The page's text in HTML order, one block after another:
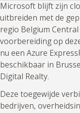
Microsoft blijft zijn
uitbreiden met de
regio Belgium
voorbereiding op
nu een Azure
beschikbaar in
Digital Realty.
Deze toegewijde
bedrijven,